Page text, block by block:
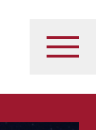
Menu